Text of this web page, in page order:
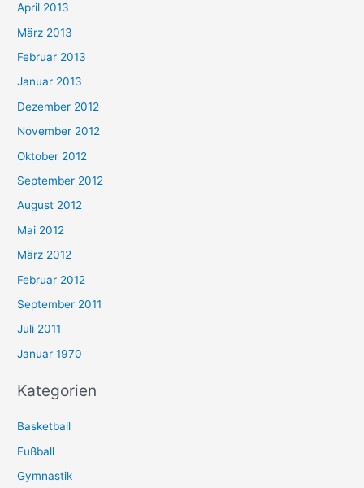
April 2013
März 2013
Februar 2013
Januar 2013
Dezember 2012
November 2012
Oktober 2012
September 2012
August 2012
Mai 2012
März 2012
Februar 2012
September 2011
Juli 2011
Januar 1970
Kategorien
Basketball
Fußball
Gymnastik